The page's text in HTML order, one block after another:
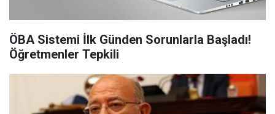
ÖBA Sistemi İlk Günden Sorunlarla Başladı!
Öğretmenler Tepkili